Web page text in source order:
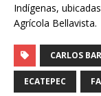
Indígenas,
Agrícola Bellavista.
CARLOS
ECATEPEC